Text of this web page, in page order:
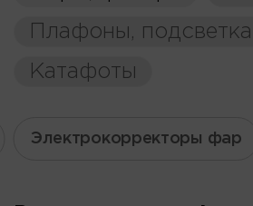
Плафоны, подсветка
Катафоты
Электрокорректоры фар